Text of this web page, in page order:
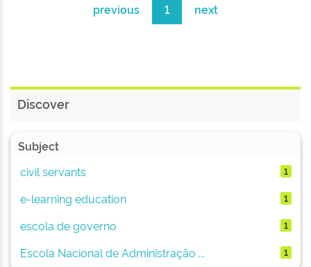
previous 1 next
Discover
Subject
civil servants
1
e-learning education 1
escola de governo 1
Escola Nacional de Administração ... 1